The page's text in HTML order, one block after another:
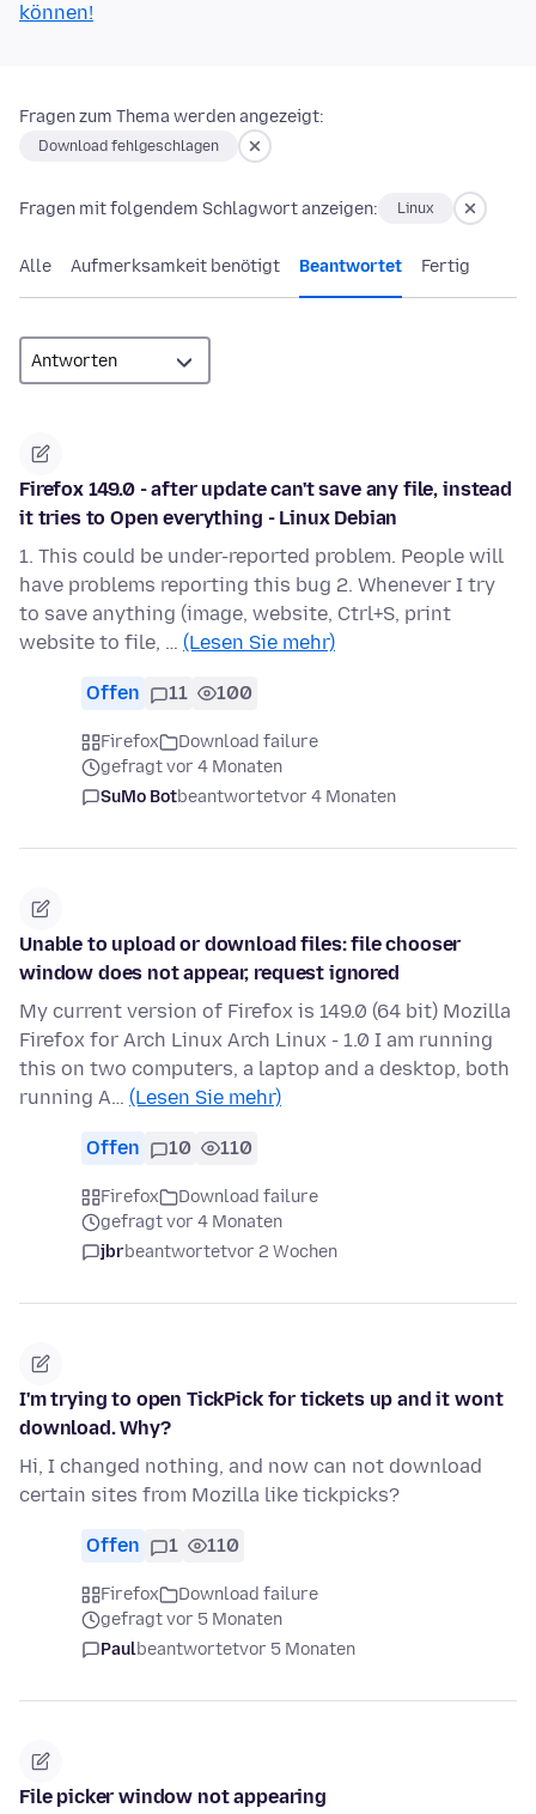
können!
Fragen zum Thema werden angezeigt:
Download fehlgeschlagen
Fragen mit folgendem Schlagwort anzeigen: Linux
Alle Aufmerksamkeit benötigt Beantwortet Fertig
Firefox 149.0 - after update can't save any file, instead
it tries to Open everything - Linux Debian
1. This could be under-reported problem. People will
have problems reporting this bug 2. Whenever I try
to save anything (image, website, Ctrl+S, print
website to file, … (Lesen Sie mehr)
Offen 11 100
Firefox
Download failure
gefragt vor 4 Monaten
SuMo Botbeantwortetvor 4 Monaten
Unable to upload or download files: file chooser
window does not appear, request ignored
My current version of Firefox is 149.0 (64 bit) Mozilla
Firefox for Arch Linux Arch Linux - 1.0 I am running
this on two computers, a laptop and a desktop, both
running A… (Lesen Sie mehr)
Offen 10 110
Firefox
Download failure
gefragt vor 4 Monaten
jbrbeantwortetvor 2 Wochen
I'm trying to open TickPick for tickets up and it wont
download. Why?
Hi, I changed nothing, and now can not download
certain sites from Mozilla like tickpicks?
Offen 1 110
Firefox
Download failure
gefragt vor 5 Monaten
Paulbeantwortetvor 5 Monaten
File picker window not appearing